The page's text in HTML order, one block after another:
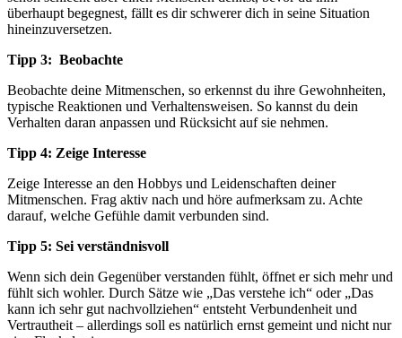
überhaupt begegnest, fällt es dir schwerer dich in seine Situation
hineinzuversetzen.
Tipp 3: Beobachte
Beobachte deine Mitmenschen, so erkennst du ihre Gewohnheiten,
typische Reaktionen und Verhaltensweisen. So kannst du dein
Verhalten daran anpassen und Rücksicht auf sie nehmen.
Tipp 4: Zeige Interesse
Zeige Interesse an den Hobbys und Leidenschaften deiner
Mitmenschen. Frag aktiv nach und höre aufmerksam zu. Achte
darauf, welche Gefühle damit verbunden sind.
Tipp 5: Sei verständnisvoll
Wenn sich dein Gegenüber verstanden fühlt, öffnet er sich mehr und
fühlt sich wohler. Durch Sätze wie „Das verstehe ich“ oder „Das
kann ich sehr gut nachvollziehen“ entsteht Verbundenheit und
Vertrautheit – allerdings soll es natürlich ernst gemeint und nicht nur